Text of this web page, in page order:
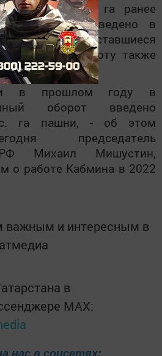
из 2,3 тыс. га ранее
земель было введено в
2 тыс. га. Оставшиеся
вернуть в работу также
в прошлом году в
оборот введено
га пашни, - об этом
председатель
РФ Михаил Мишустин,
о работе Кабмина в 2022
важным и интересным в
в
MАХ:
нас в соцсетях: